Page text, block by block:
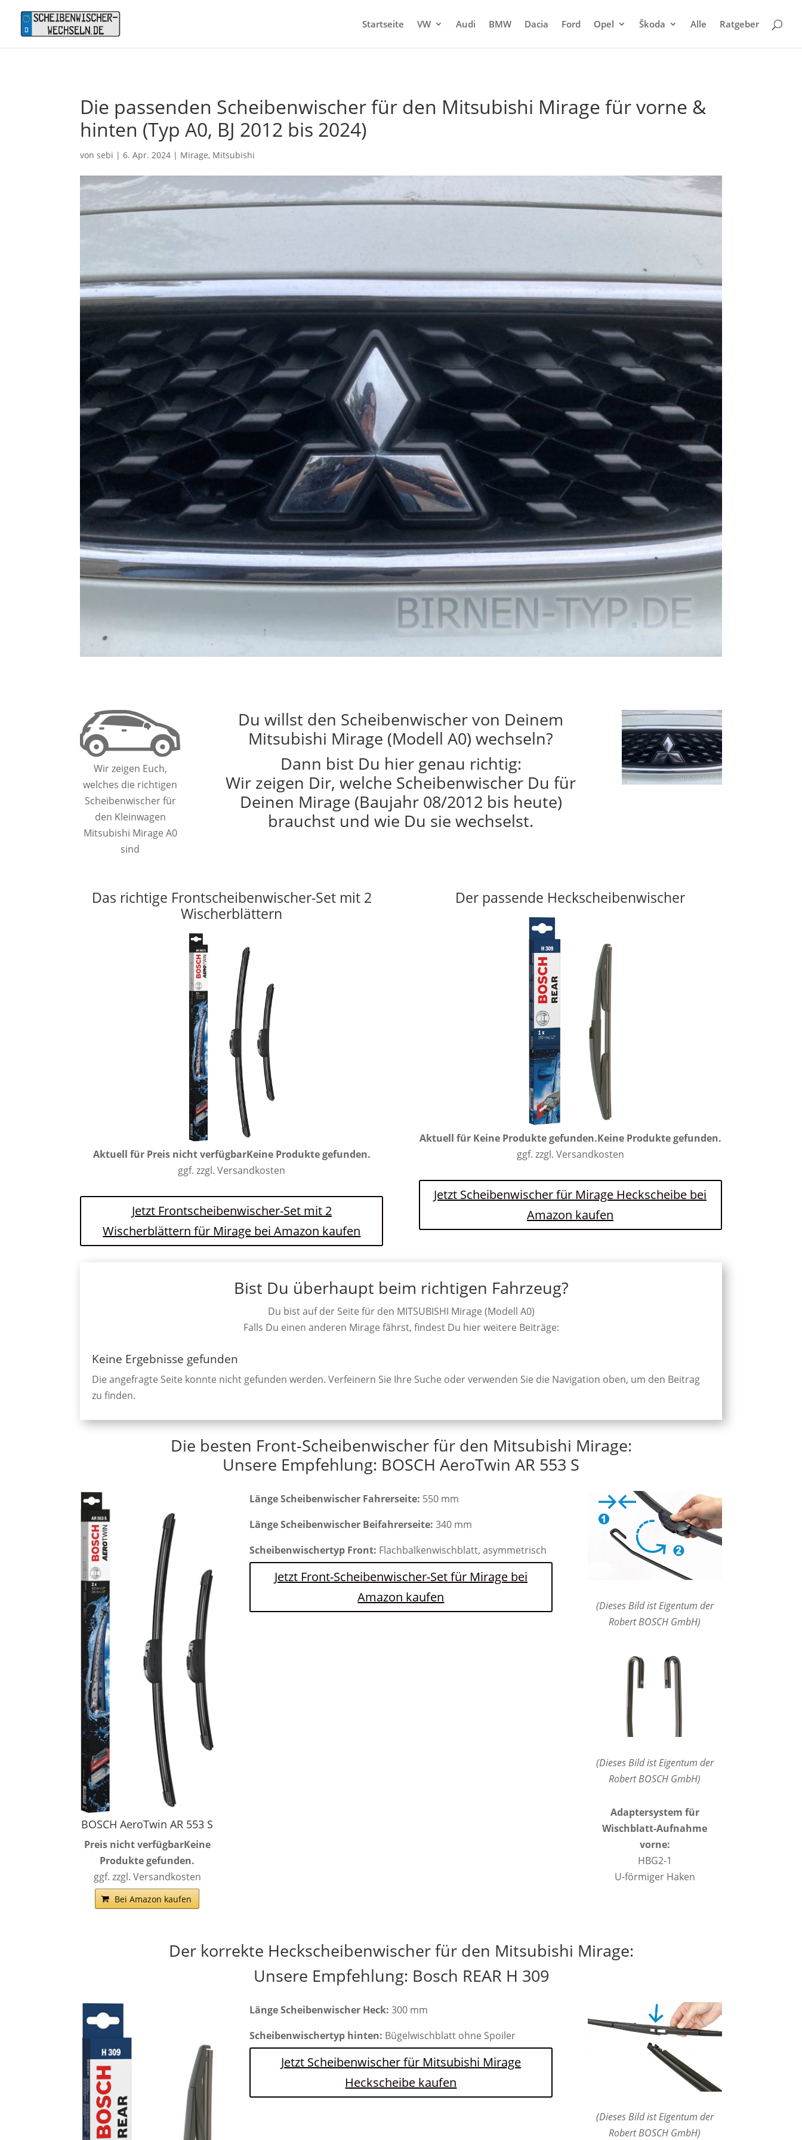
Startseite VW Audi BMW Dacia Ford Opel Škoda Alle Ratgeber
Die passenden Scheibenwischer für den Mitsubishi Mirage für vorne &
hinten (Typ A0, BJ 2012 bis 2024)
vonsebi |6. Apr. 2024 | Mirage, Mitsubishi
Wir zeigen Euch,
welches die richtigen
Scheibenwischer für
den Kleinwagen
Mitsubishi Mirage A0
sind
Du willst den Scheibenwischer von Deinem
Mitsubishi Mirage (Modell A0) wechseln?
Dann bist Du hier genau richtig:
Wir zeigen Dir, welche Scheibenwischer Du für
Deinen Mirage (Baujahr 08/2012 bis heute)
brauchst und wie Du sie wechselst.
Das richtige Frontscheibenwischer-Set mit 2
Wischerblättern
Aktuell für Preis nicht verfügbarKeine Produkte gefunden.
ggf. zzgl. Versandkosten
Jetzt Frontscheibenwischer-Set mit 2
Wischerblättern für Mirage bei Amazon kaufen
Der passende Heckscheibenwischer
Aktuell für Keine Produkte gefunden.Keine Produkte gefunden.
ggf. zzgl. Versandkosten
Jetzt Scheibenwischer für Mirage Heckscheibe bei
Amazon kaufen
Bist Du überhaupt beim richtigen Fahrzeug?
Du bist auf der Seite für den MITSUBISHI Mirage (Modell A0)
Falls Du einen anderen Mirage fährst, findest Du hier weitere Beiträge:
Keine Ergebnisse gefunden
Die angefragte Seite konnte nicht gefunden werden. Verfeinern Sie Ihre Suche oder verwenden Sie die Navigation oben, um den Beitrag
zu finden.
Die besten Front-Scheibenwischer für den Mitsubishi Mirage:
Unsere Empfehlung: BOSCH AeroTwin AR 553 S
BOSCH AeroTwin AR 553 S
Preis nicht verfügbarKeine
Produkte gefunden.
ggf. zzgl. Versandkosten
Bei Amazon kaufen
Länge Scheibenwischer Fahrerseite: 550 mm
Länge Scheibenwischer Beifahrerseite: 340 mm
Scheibenwischertyp Front: Flachbalkenwischblatt, asymmetrisch
Jetzt Front-Scheibenwischer-Set für Mirage bei
Amazon kaufen
(Dieses Bild ist Eigentum der
Robert BOSCH GmbH)
(Dieses Bild ist Eigentum der
Robert BOSCH GmbH)
Adaptersystem für
Wischblatt-Aufnahme
vorne:
HBG2-1
U-förmiger Haken
Der korrekte Heckscheibenwischer für den Mitsubishi Mirage:
Unsere Empfehlung: Bosch REAR H 309
Länge Scheibenwischer Heck: 300 mm
Scheibenwischertyp hinten: Bügelwischblatt ohne Spoiler
Jetzt Scheibenwischer für Mitsubishi Mirage
Heckscheibe kaufen
(Dieses Bild ist Eigentum der
Robert BOSCH GmbH)